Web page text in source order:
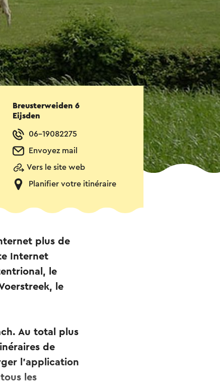
Breusterweiden 6
Eijsden
06-19082275
Envoyez mail
Vers le site web
Planifier votre itinéraire
plus de
Internet
le
le
Au total plus
de
l’application
les